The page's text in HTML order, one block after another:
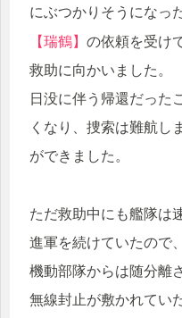
にぶつかりそうになっ
【瑞鶴】 の依頼を受け
救助に向かいました。
日没に伴う帰還だった
くなり、捜索は難航し
ができました。
ただ救助中にも艦隊は
進軍を続けていたので
機動部隊からは随分離
無線封止が敷かれてい